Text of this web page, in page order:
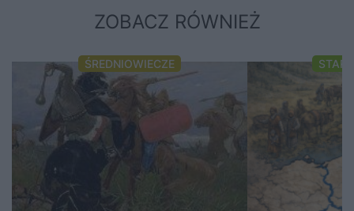
ZOBACZ RÓWNIEŻ
ŚREDNIOWIECZE